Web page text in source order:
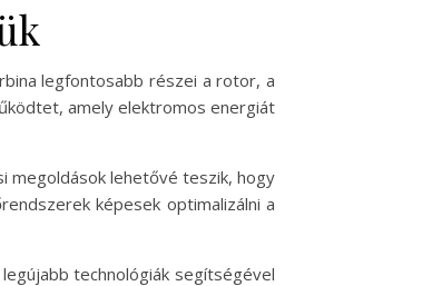
legfontosabb részei a rotor, a
amely elektromos energiát
megoldások lehetővé teszik, hogy
képesek optimalizálni a
technológiák segítségével